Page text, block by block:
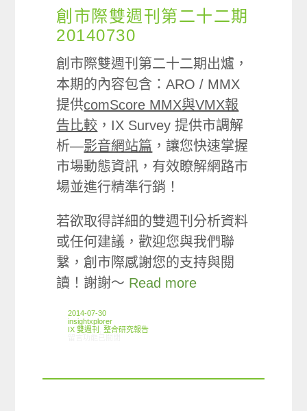
創市際雙週刊第二十二期
20140730
創市際雙週刊第二十二期出爐，
本期的內容包含：ARO / MMX
提供comScore MMX與VMX報
告比較 ，IX Survey 提供市調解
析—影音網站篇 ，讓您快速掌握
市場動態資訊，有效瞭解網路市
場並進行精準行銷！
若欲取得詳細的雙週刊分析資料
或任何建議，歡迎您與我們聯
繫，創市際感謝您的支持與閱
讀！謝謝～ Read more
2014-07-30
insightxplorer
IX 雙週刊
,整合研究報告